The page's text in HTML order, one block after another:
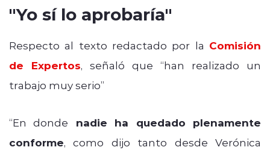
"Yo sí lo aprobaría"
Respecto al texto redactado por la Comisión
de Expertos, señaló que “han realizado un
trabajo muy serio”
“En donde nadie ha quedado plenamente
conforme, como dijo tanto desde Verónica